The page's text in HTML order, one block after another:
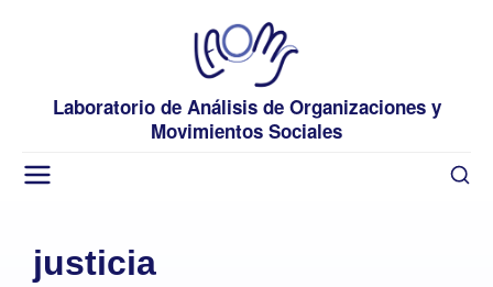
Laboratorio de Análisis de Organizaciones y
Movimientos Sociales
justicia